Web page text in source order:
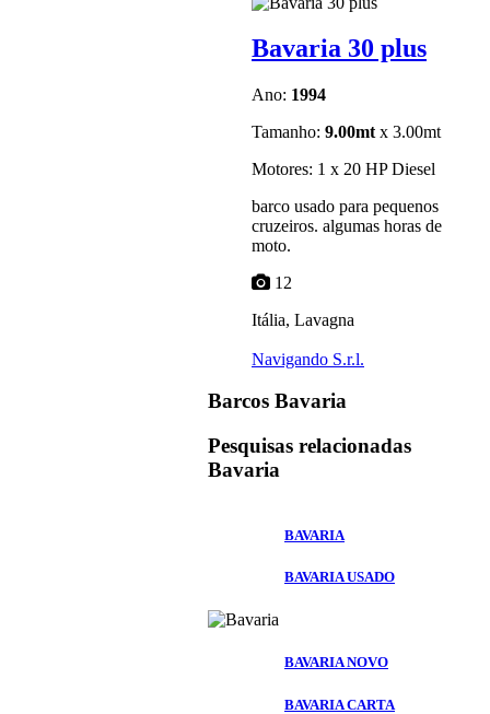
Bavaria 30 plus
Ano: 1994
Tamanho: 9.00mt x 3.00mt
Motores: 1 x 20 HP Diesel
barco usado para pequenos
cruzeiros. algumas horas de
moto.
12
Itália, Lavagna
Navigando S.r.l.
Barcos Bavaria
Pesquisas relacionadas
Bavaria
BAVARIA
BAVARIA USADO
BAVARIA NOVO
BAVARIA CARTA